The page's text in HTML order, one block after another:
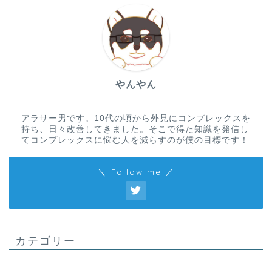
やんやん
アラサー男です。10代の頃から外見にコンプレックスを
持ち、日々改善してきました。そこで得た知識を発信し
てコンプレックスに悩む人を減らすのが僕の目標です！
＼ Follow me ／
カテゴリー